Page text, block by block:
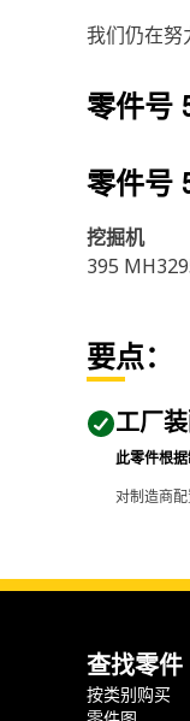
我们仍在努
零件号
零件号
挖掘机
395
要点：
工厂
此零件根
对制造商
查找零件
按类别购买